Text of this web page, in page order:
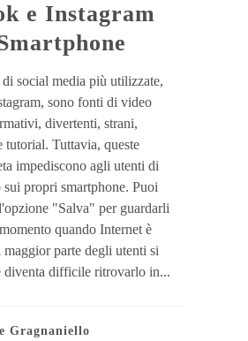
e Instagram
social media più utilizzate,
sono fonti di video
divertenti, strani,
tutorial. Tuttavia, queste
impediscono agli utenti di
sui propri smartphone. Puoi
"Salva" per guardarli
quando Internet è
parte degli utenti si
diventa difficile ritrovarlo in...
Gragnaniello